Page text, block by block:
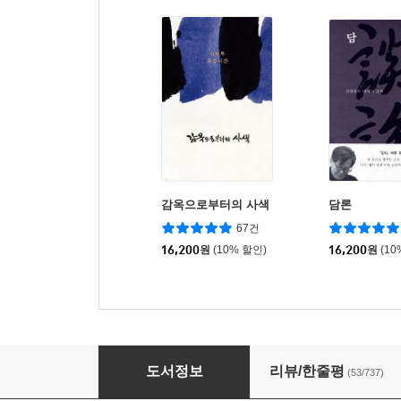
감옥으로부터의 사색
67건
16,200원 (10% 할인)
담론
16,200원
처음처럼
도서정보 리뷰/한줄평 (53/737)